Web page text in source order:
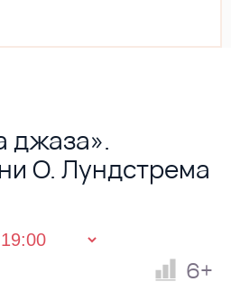
джаза».
О. Лундстрема
6+